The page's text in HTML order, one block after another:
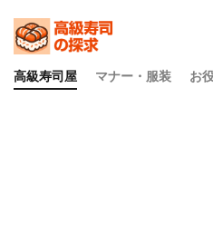
高級寿司屋 マナー・服装 お